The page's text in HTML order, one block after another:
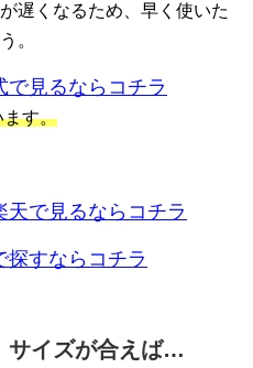
遅くなるため、早く使いた
。
で見るならコチラ
す。
天で見るならコチラ
探すならコチラ
サイズが合えば…